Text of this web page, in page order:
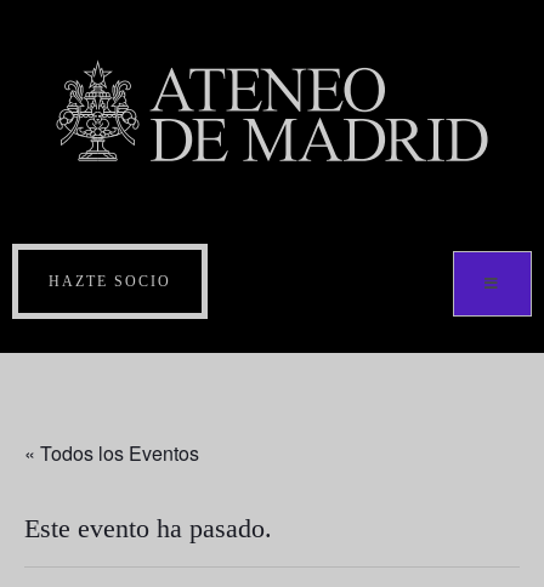
HAZTE SOCIO
« Todos los Eventos
Este evento ha pasado.